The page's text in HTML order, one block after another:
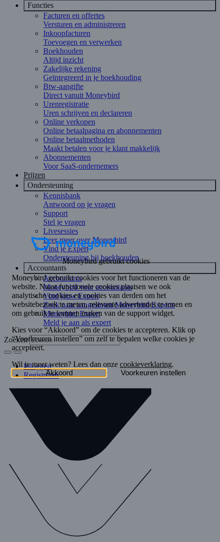
Functies
Facturen en offertes
Versturen en administreren
Inkoopfacturen
Toevoegen en verwerken
Boekhouden
Altijd inzicht
Zakelijke rekening
Geïntegreerd in je boekhouding
Btw-aangifte
Direct vanuit Moneybird
Urenregistratie
Uren schrijven en declareren
Online verkopen
Online betaalpagina en abonnementen
Online betaalmethoden
Maakt betalen voor je klant makkelijk
Abonnementen
Voor SaaS-ondernemers
Prijzen
Ondersteuning
Kennisbank
Antwoord op je vragen
Support
Stel je vragen
Livesessies
Leer meer over Moneybird
Vind je Expert
Ondersteuning bij boekhouden
Accountants
Accountants
Moneybird voor accountants
Vind jouw Expert
Zoek naar aangesloten Moneybird Experts
Moneybird Expert
Meld je aan als expert
Zoeken
Inloggen
Registreren